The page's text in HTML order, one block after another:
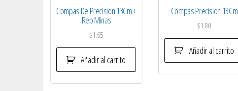
Compas De Precision 13Cm +
Rep Minas
$1.65
Añadir al carrito
Compas Precision 13Cm
$1.80
Añadir al carrito